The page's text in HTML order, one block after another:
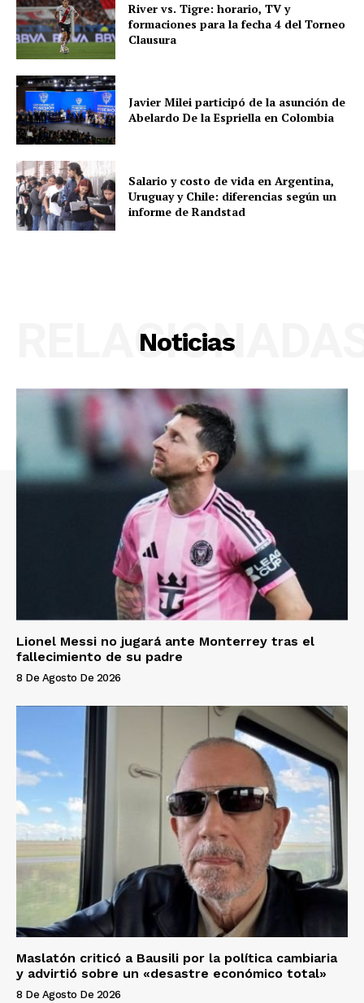
River vs. Tigre: horario, TV y
formaciones para la fecha 4 del Torneo
Clausura
Javier Milei participó de la asunción de
Abelardo De la Espriella en Colombia
Salario y costo de vida en Argentina,
Uruguay y Chile: diferencias según un
informe de Randstad
Noticias
Lionel Messi no jugará ante Monterrey tras el
fallecimiento de su padre
8 De Agosto De 2026
Maslatón criticó a Bausili por la política cambiaria
y advirtió sobre un «desastre económico total»
8 De Agosto De 2026